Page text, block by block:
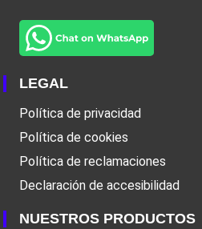
LEGAL
Política de privacidad
Política de cookies
Política de reclamaciones
Declaración de accesibilidad
NUESTROS PRODUCTOS